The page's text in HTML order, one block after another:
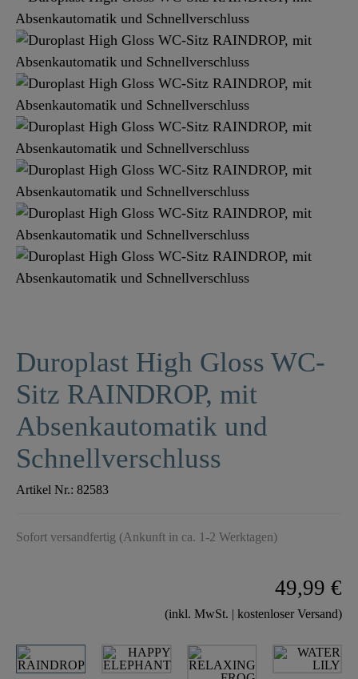
Duroplast High Gloss WC-
Sitz RAINDROP, mit
Absenkautomatik und
Schnellverschluss
Artikel Nr.: 82583
Sofort versandfertig (Ankunft in ca. 1-2 Werktagen)
49,99 €
(inkl. MwSt. | kostenloser Versand)